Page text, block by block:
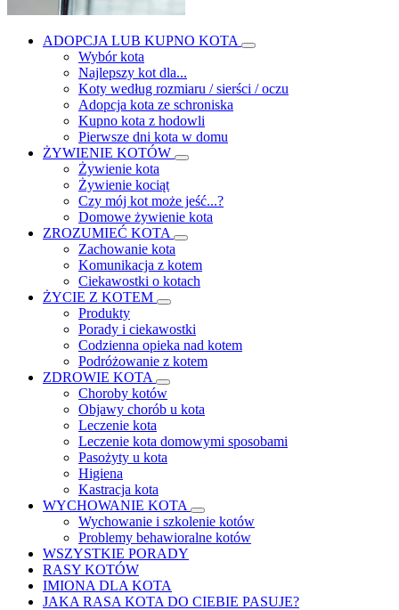
ADOPCJA LUB KUPNO KOTA
Wybór kota
Najlepszy kot dla...
Koty według rozmiaru / sierści / oczu
Adopcja kota ze schroniska
Kupno kota z hodowli
Pierwsze dni kota w domu
ŻYWIENIE KOTÓW
Żywienie kota
Żywienie kociąt
Czy mój kot może jeść...?
Domowe żywienie kota
ZROZUMIEĆ KOTA
Zachowanie kota
Komunikacja z kotem
Ciekawostki o kotach
ŻYCIE Z KOTEM
Produkty
Porady i ciekawostki
Codzienna opieka nad kotem
Podróżowanie z kotem
ZDROWIE KOTA
Choroby kotów
Objawy chorób u kota
Leczenie kota
Leczenie kota domowymi sposobami
Pasożyty u kota
Higiena
Kastracja kota
WYCHOWANIE KOTA
Wychowanie i szkolenie kotów
Problemy behawioralne kotów
WSZYSTKIE PORADY
RASY KOTÓW
IMIONA DLA KOTA
JAKA RASA KOTA DO CIEBIE PASUJE?